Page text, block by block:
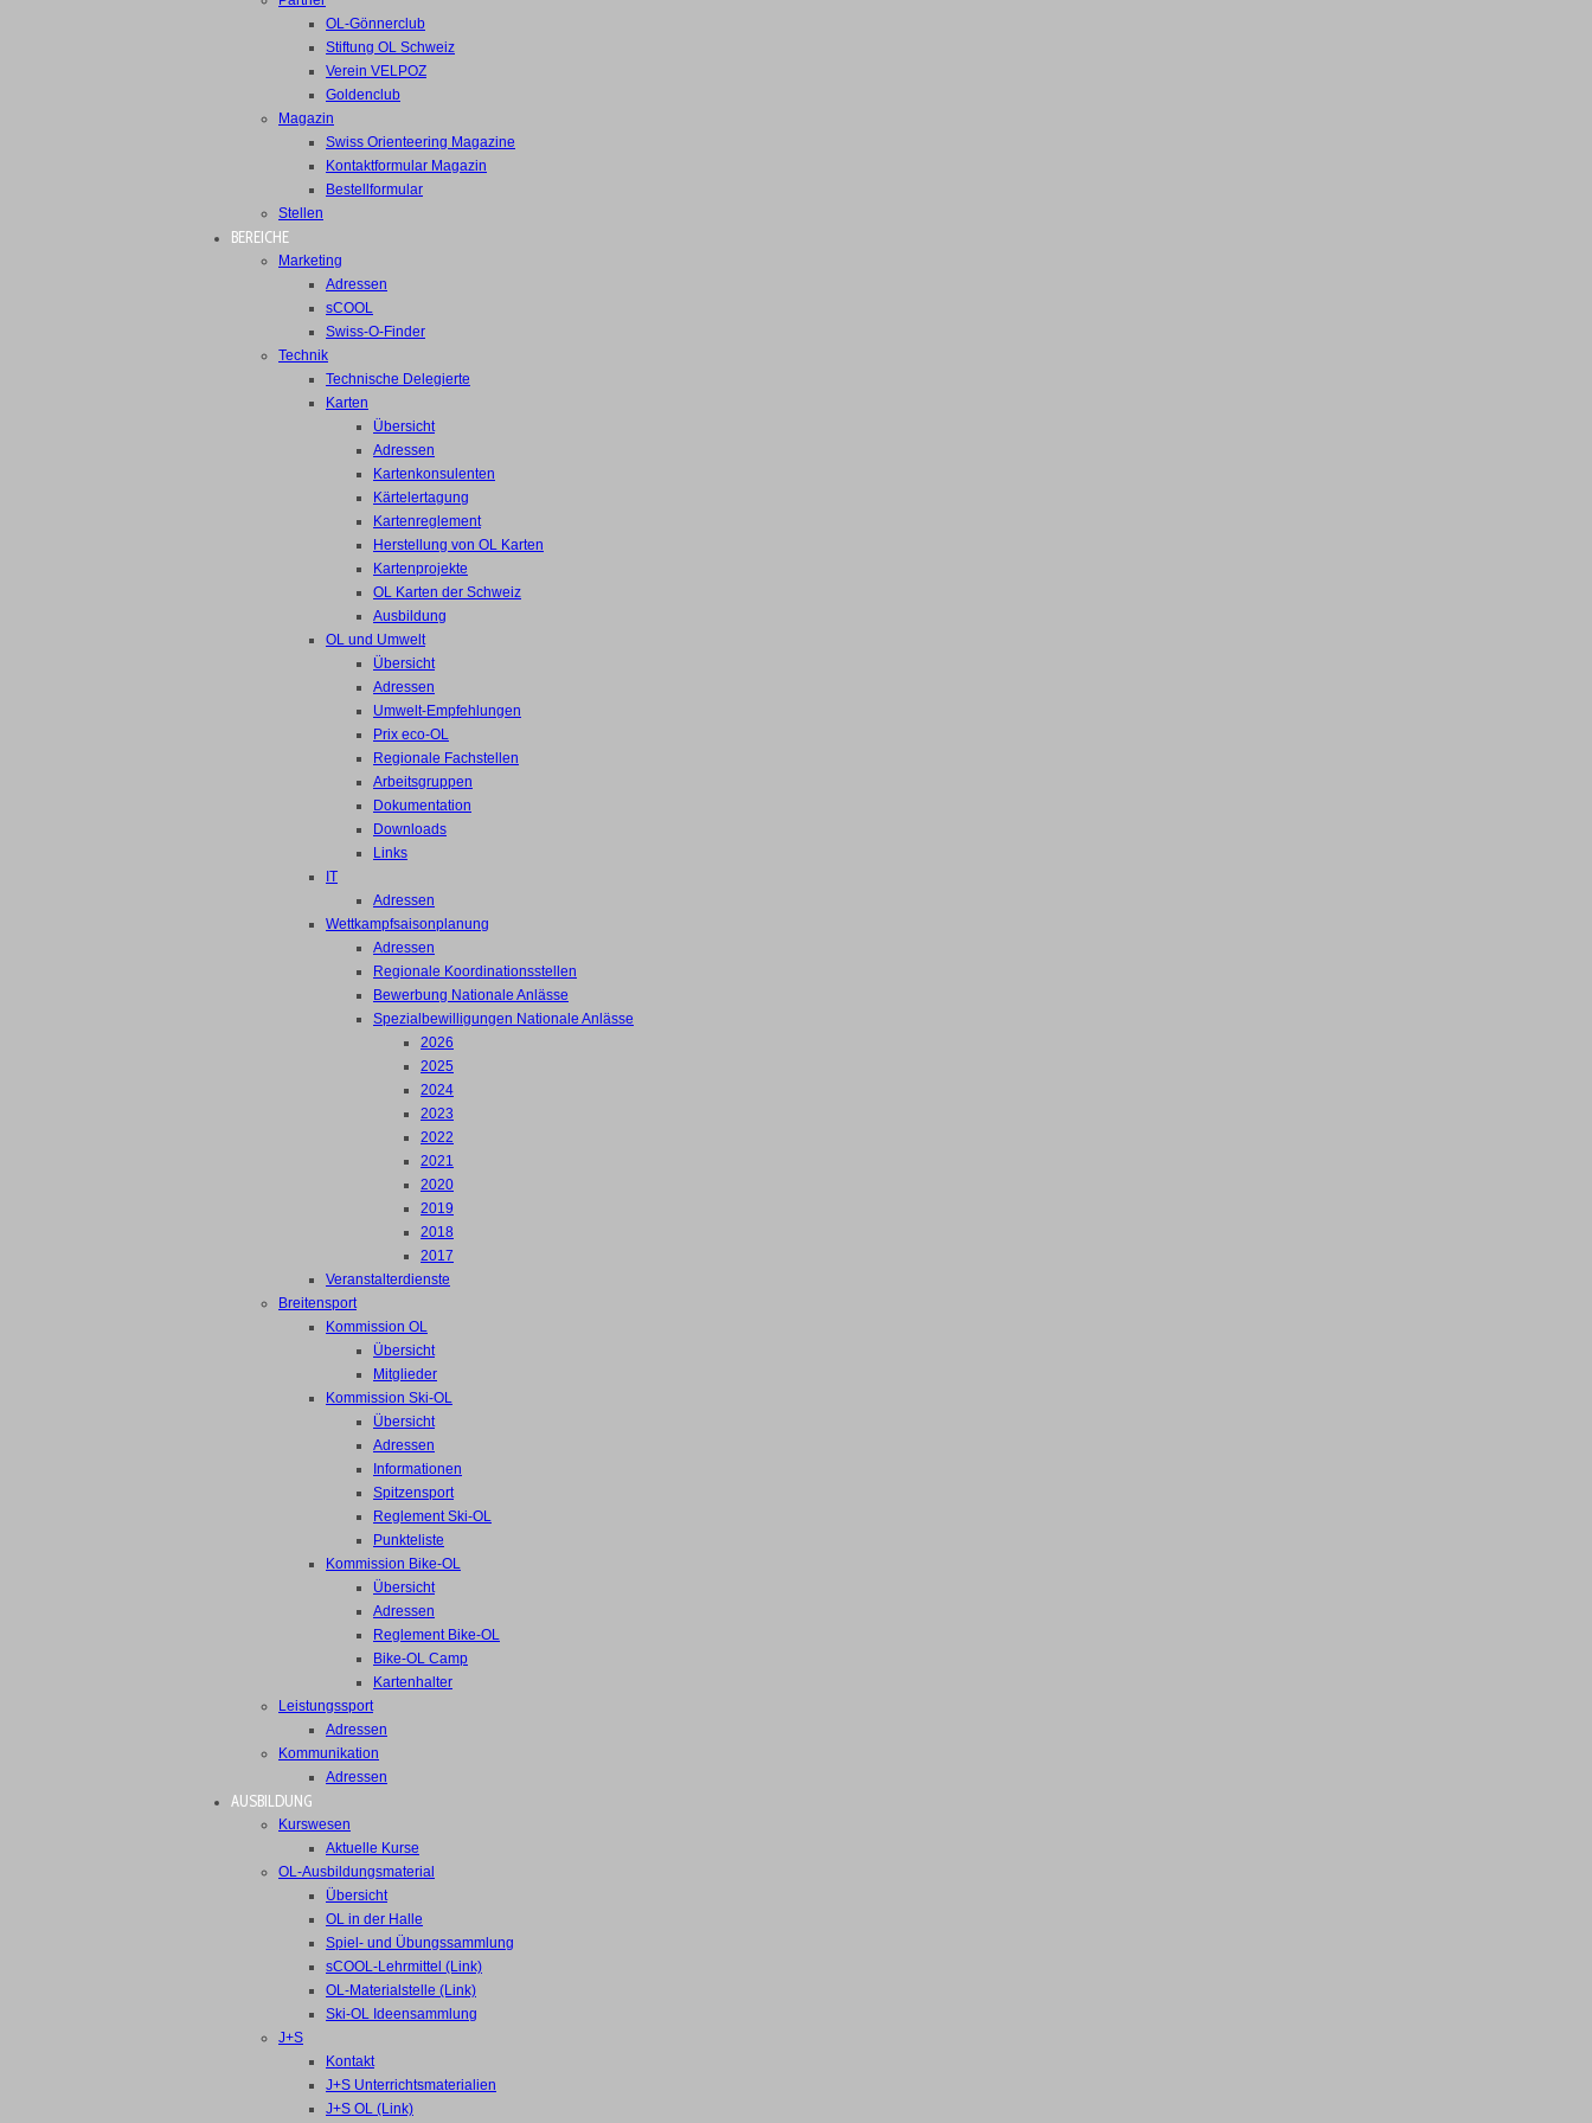
OL-Gönnerclub
Stiftung OL Schweiz
Verein VELPOZ
Goldenclub
Magazin
Swiss Orienteering Magazine
Kontaktformular Magazin
Bestellformular
Stellen
BEREICHE
Marketing
Adressen
sCOOL
Swiss-O-Finder
Technik
Technische Delegierte
Karten
Übersicht
Adressen
Kartenkonsulenten
Kärtelertagung
Kartenreglement
Herstellung von OL Karten
Kartenprojekte
OL Karten der Schweiz
Ausbildung
OL und Umwelt
Übersicht
Adressen
Umwelt-Empfehlungen
Prix eco-OL
Regionale Fachstellen
Arbeitsgruppen
Dokumentation
Downloads
Links
IT
Adressen
Wettkampfsaisonplanung
Adressen
Regionale Koordinationsstellen
Bewerbung Nationale Anlässe
Spezialbewilligungen Nationale Anlässe
2026
2025
2024
2023
2022
2021
2020
2019
2018
2017
Veranstalterdienste
Breitensport
Kommission OL
Übersicht
Mitglieder
Kommission Ski-OL
Übersicht
Adressen
Informationen
Spitzensport
Reglement Ski-OL
Punkteliste
Kommission Bike-OL
Übersicht
Adressen
Reglement Bike-OL
Bike-OL Camp
Kartenhalter
Leistungssport
Adressen
Kommunikation
Adressen
AUSBILDUNG
Kurswesen
Aktuelle Kurse
OL-Ausbildungsmaterial
Übersicht
OL in der Halle
Spiel- und Übungssammlung
sCOOL-Lehrmittel (Link)
OL-Materialstelle (Link)
Ski-OL Ideensammlung
J+S
Kontakt
J+S Unterrichtsmaterialien
J+S OL (Link)